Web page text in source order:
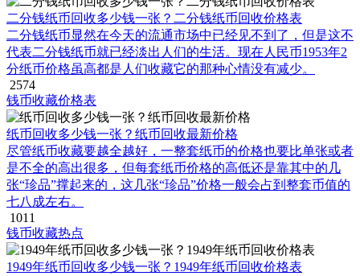
二分钱纸币回收多少钱一张？二分钱纸币回收价格表
二分钱纸币显然在今天的流通市场中已经见不到了，但是这不
代表二分钱纸币就已经淡出人们的生活。现在人民币1953年2
分纸币价格虽高都是人们收藏它的那种心情没有减少。
2574
钱币收藏价格表
纸币回收多少钱一张？纸币回收最新价格
尽管纸币收藏要越全越好，一整套纸币的价格也要比单张或者
是不全的高出很多，但每套纸币价格的高低还是靠其中的几
张“珍品”撑起来的，这几张“珍品”价格一般会占到整套币值的
七八成左右。
1011
钱币收藏热点
1949年纸币回收多少钱一张？1949年纸币回收价格表